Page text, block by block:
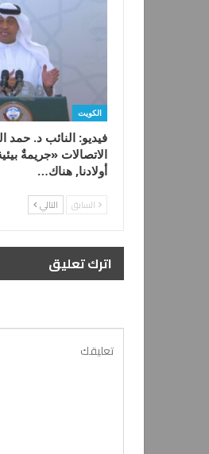
الكويت
فيديو: النائب د. حمد
الاتصالات «جريمةٌ
أولادنا, هناك…
السابق التالي
اترك تعليق